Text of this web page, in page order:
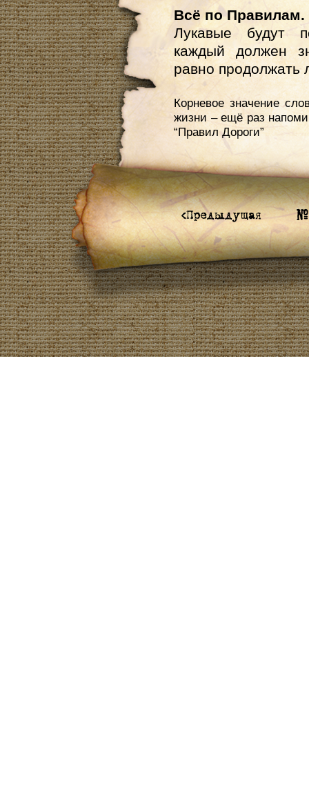
Всё по Правилам.
Лукавые будут
каждый должен
равно продолжать
Корневое значение
жизни – ещё раз
“Правил Дороги”